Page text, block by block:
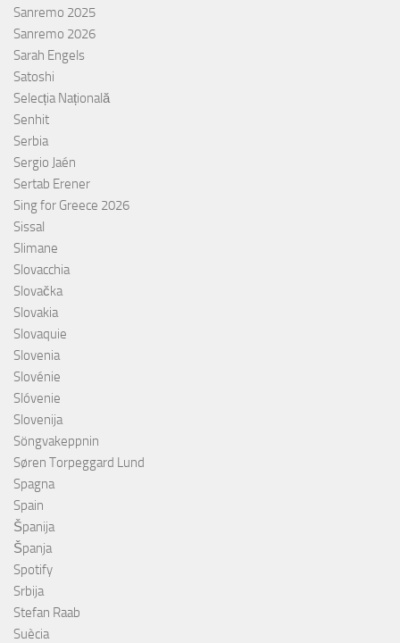
Sanremo 2025
Sanremo 2026
Sarah Engels
Satoshi
Selecția Națională
Senhit
Serbia
Sergio Jaén
Sertab Erener
Sing for Greece 2026
Sissal
Slimane
Slovacchia
Slovačka
Slovakia
Slovaquie
Slovenia
Slovénie
Slóvenie
Slovenija
Söngvakeppnin
Søren Torpeggard Lund
Spagna
Spain
Španija
Španja
Spotify
Srbija
Stefan Raab
Suècia